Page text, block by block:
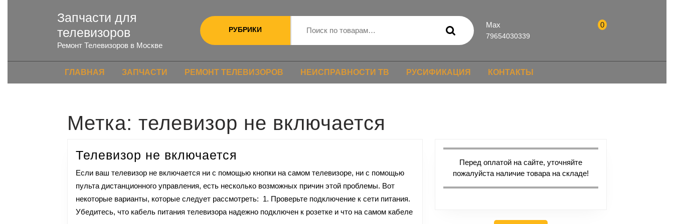
Запчасти для
телевизоров
Ремонт Телевизоров в Москве
РУБРИКИ
Max
79654030339
0
ГЛАВНАЯ ЗАПЧАСТИ РЕМОНТ ТЕЛЕВИЗОРОВ НЕИСПРАВНОСТИ ТВ РУСИФИКАЦИЯ КОНТАКТЫ
Метка: телевизор не включается
Телевизор не включается
Если ваш телевизор не включается ни с помощью кнопки на самом телевизоре, ни с помощью
пульта дистанционного управления, есть несколько возможных причин этой проблемы. Вот
некоторые варианты, которые следует рассмотреть: 1. Проверьте подключение к сети питания.
Убедитесь, что кабель питания телевизора надежно подключен к розетке и что на самом кабеле
Перед оплатой на сайте, уточняйте
пожалуйста наличие товара на складе!